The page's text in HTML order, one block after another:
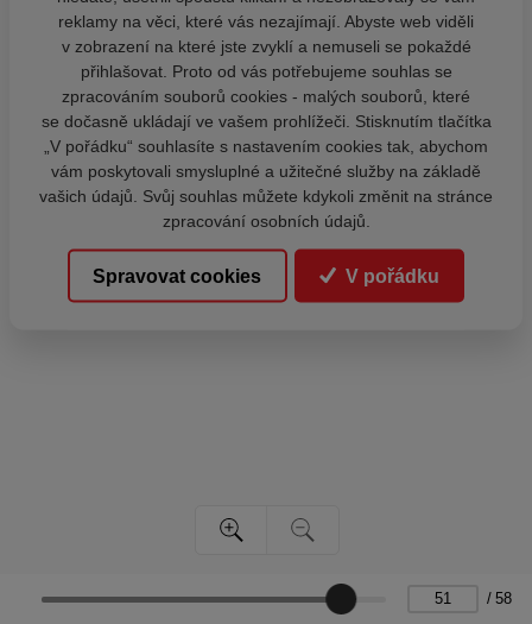
/ 58
reklamy na věci, které vás nezajímají. Abyste web viděli
v zobrazení na které jste zvyklí a nemuseli se pokaždé
přihlašovat. Proto od vás potřebujeme souhlas se
zpracováním souborů cookies - malých souborů, které
se dočasně ukládají ve vašem prohlížeči. Stisknutím tlačítka
„V pořádku“ souhlasíte s nastavením cookies tak, abychom
vám poskytovali smysluplné a užitečné služby na základě
vašich údajů. Svůj souhlas můžete kdykoli změnit na stránce
zpracování osobních údajů.
Spravovat cookies V pořádku